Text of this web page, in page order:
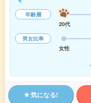
年齢層
20代
男女比率
女性
気になる!